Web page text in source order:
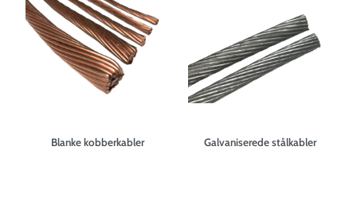
Blanke kobberkabler Galvaniserede stålkabler